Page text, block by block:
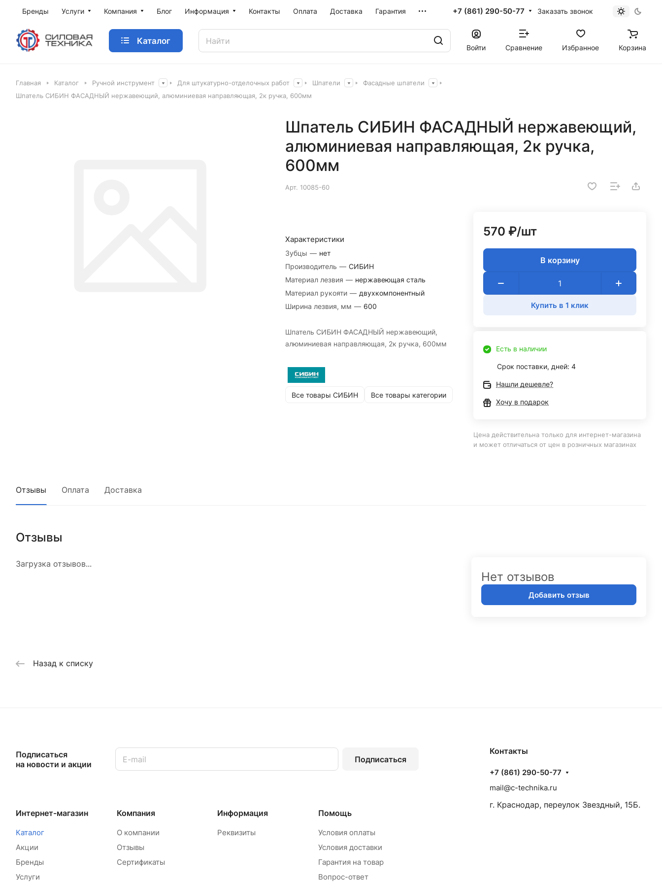
Бренды Услуги Компания Блог Информация Контакты Оплата Доставка Гарантия +7 (861) 290-50-77 Заказать звонок
Каталог
Войти Сравнение Избранное Корзина
Главная Каталог Ручной инструмент Для штукатурно-отделочных работ Шпатели
Фасадные шпатели
Шпатель СИБИН ФАСАДНЫЙ нержавеющий, алюминиевая направляющая, 2к ручка, 600мм
Шпатель СИБИН ФАСАДНЫЙ нержавеющий,
алюминиевая направляющая, 2к ручка,
600мм
Арт. 10085-60
Характеристики
Зубцы — нет
Производитель — СИБИН
Материал лезвия — нержавеющая сталь
Материал рукояти — двухкомпонентный
Ширина лезвия, мм — 600
Шпатель СИБИН ФАСАДНЫЙ нержавеющий,
алюминиевая направляющая, 2к ручка, 600мм
Все товары СИБИН Все товары категории
570 ₽/шт
В корзину
Купить в 1 клик
Есть в наличии
Срок поставки, дней: 4
Нашли дешевле?
Хочу в подарок
Цена действительна только для интернет-магазина
и может отличаться от цен в розничных магазинах
Отзывы Оплата Доставка
Отзывы
Загрузка отзывов...
Нет отзывов
Добавить отзыв
Назад к списку
Подписаться
на новости и акции
Подписаться
Интернет-магазин
Каталог
Акции
Бренды
Услуги
Компания
О компании
Отзывы
Сертификаты
Информация
Реквизиты
Помощь
Условия оплаты
Условия доставки
Гарантия на товар
Вопрос-ответ
Контакты
+7 (861) 290-50-77
mail@c-technika.ru
г. Краснодар, переулок Звездный, 15Б.